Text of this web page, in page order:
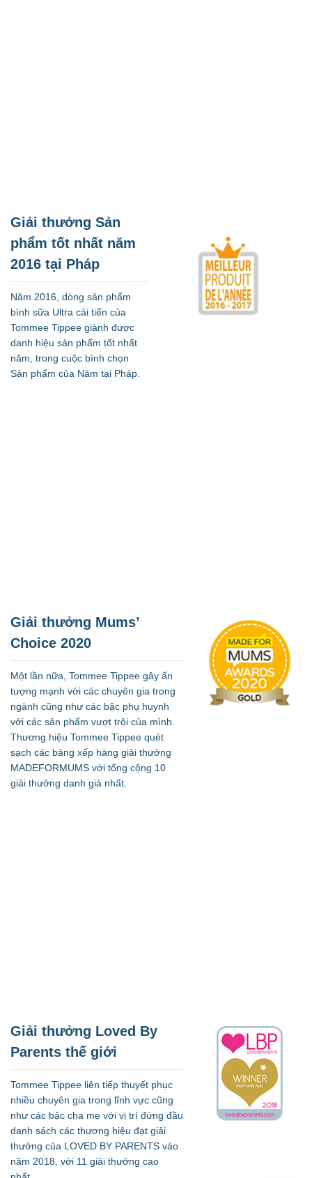
Giải thưởng Sản
phẩm tốt nhất năm
2016 tại Pháp
Năm 2016, dòng sản phẩm
bình sữa Ultra cải tiến của
Tommee Tippee giành được
danh hiệu sản phẩm tốt nhất
năm, trong cuộc bình chọn
Sản phẩm của Năm tại Pháp.
Giải thưởng Mums’
Choice 2020
Một lần nữa, Tommee Tippee gây ấn
tượng mạnh với các chuyên gia trong
ngành cũng như các bậc phụ huynh
với các sản phẩm vượt trội của mình.
Thương hiệu Tommee Tippee quét
sạch các bảng xếp hàng giải thưởng
MADEFORMUMS với tổng cộng 10
giải thưởng danh giá nhất.
Giải thưởng Loved By
Parents thế giới
Tommee Tippee liên tiếp thuyết phục
nhiều chuyên gia trong lĩnh vực cũng
như các bậc cha mẹ với vị trí đứng đầu
danh sách các thương hiệu đạt giải
thưởng của LOVED BY PARENTS vào
năm 2018, với 11 giải thưởng cao